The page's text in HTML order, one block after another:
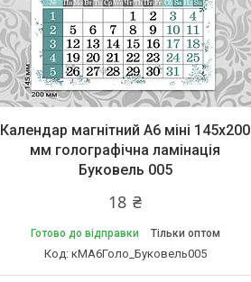
Календар магнітний А6 міні 145х200
мм голографічна ламінація
Буковель 005
18 ₴
Готово до відправки Тільки оптом
кМА6Голо_Буковель005